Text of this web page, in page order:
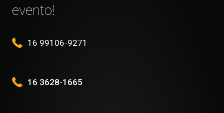
evento!
16 99106-9271
16 3628-1665